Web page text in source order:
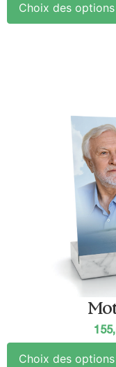
Choix des options
Choix des options